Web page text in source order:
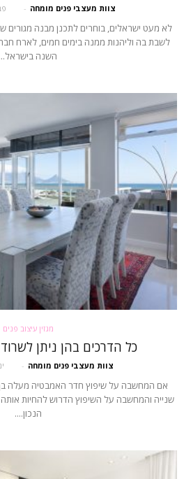
צוות מעצבי פנים מומחה -
לא מעט ישראלים, בוחרים לתכנן מבנה מגורים
לשבת בה וליהנות ממנה בימים חמים, לארח
השנה בישראל...
מגזין עיצוב פנים
כל הדרכים בהן ניתן
צוות מעצבי פנים מומחה -
אם המחשבה על שיפוץ חדר האמבטיה מעלה
שנייה והמחשבה על השיפוץ הדרוש להחיות
הנכון....